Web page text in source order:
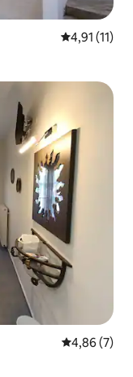
Prosječna
4,91 (11)
Prosječna
4,86 (7)